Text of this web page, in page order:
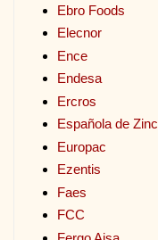
Ebro Foods
Elecnor
Ence
Endesa
Ercros
Española de Zinc
Europac
Ezentis
Faes
FCC